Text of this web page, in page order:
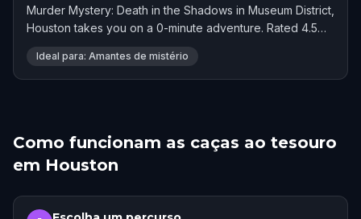
Murder Mystery: Death in the Shadows in Museum District,
Houston takes you on a 0-minute adventure. Rated 4.5
stars by 42 players.
Ideal para: Amantes de mistério
Como funcionam as caças ao tesouro
em Houston